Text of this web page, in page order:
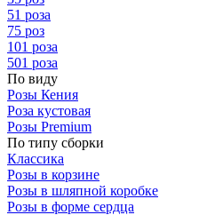
51 роза
75 роз
101 роза
501 роза
По виду
Розы Кения
Роза кустовая
Розы Premium
По типу сборки
Классика
Розы в корзине
Розы в шляпной коробке
Розы в форме сердца